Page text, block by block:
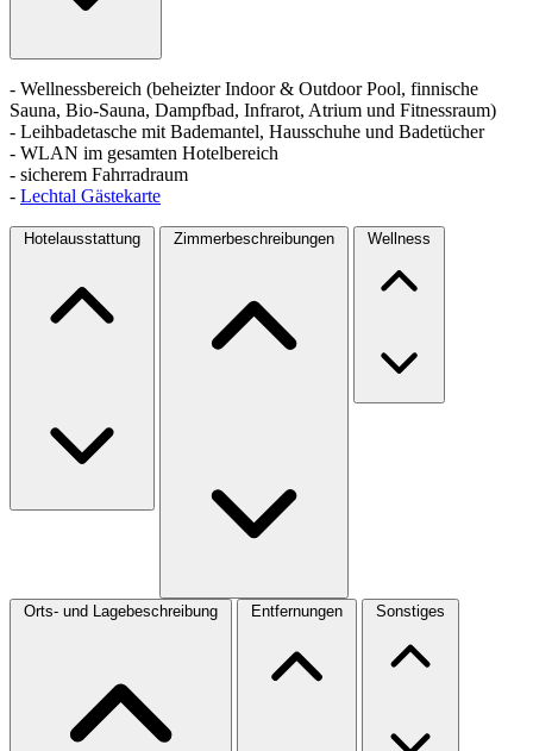
- Wellnessbereich (beheizter Indoor & Outdoor Pool, finnische
Sauna, Bio-Sauna, Dampfbad, Infrarot, Atrium und Fitnessraum)
- Leihbadetasche mit Bademantel, Hausschuhe und Badetücher
- WLAN im gesamten Hotelbereich
- sicherem Fahrradraum
- Lechtal Gästekarte
Hotelausstattung Zimmerbeschreibungen Wellness
Orts- und Lagebeschreibung Entfernungen Sonstiges